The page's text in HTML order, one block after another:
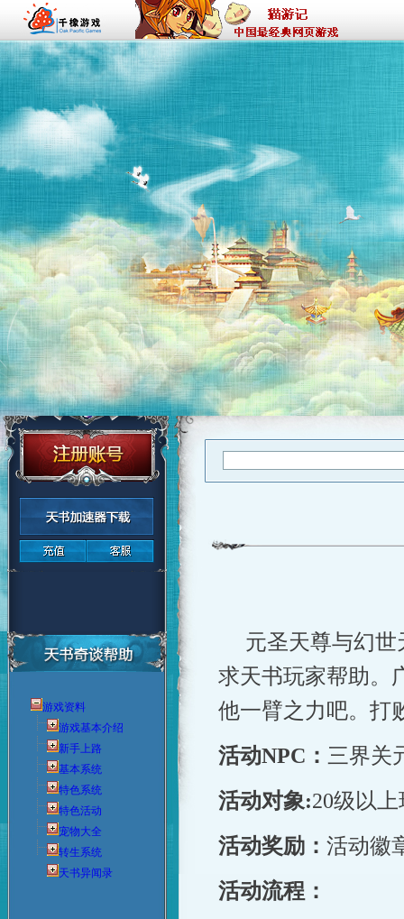
游戏资料
游戏基本介绍
新手上路
基本系统
特色系统
特色活动
宠物大全
转生系统
天书异闻录
元圣天尊与幻
求天书玩家帮助。
他一臂之力吧。打
活动NPC ： 三界关
活动对象:20级以
活动奖励： 活动徽
活动流程：